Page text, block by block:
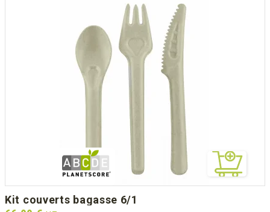
kit couverts bagasse 6/1